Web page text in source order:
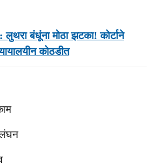
बंधूंना मोठा झटका! कोर्टाने
कोठडीत